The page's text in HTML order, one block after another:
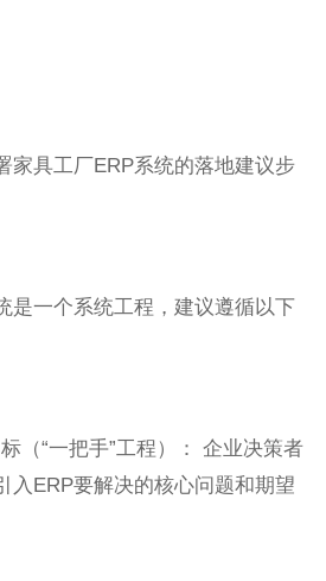
具工厂ERP系统的落地建议步
一个系统工程，建议遵循以下
“一把手”工程）： 企业决策者
入ERP要解决的核心问题和期望